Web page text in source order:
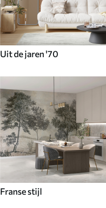
Uit de jaren '70
Franse stijl